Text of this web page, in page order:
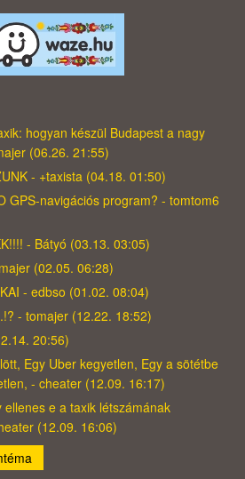
hogyan készül Budapest a nagy
(06.26. 21:55)
- +taxista (04.18. 01:50)
GPS-navigációs program? - tomtom6
- Bátyó (03.13. 03:05)
(02.05. 06:28)
- edbso (01.02. 08:04)
- tomajer (12.22. 18:52)
20:56)
Egy Uber kegyetlen, Egy a sötétbe
- cheater (12.09. 16:17)
ellenes e a taxik létszámának
(12.09. 16:06)